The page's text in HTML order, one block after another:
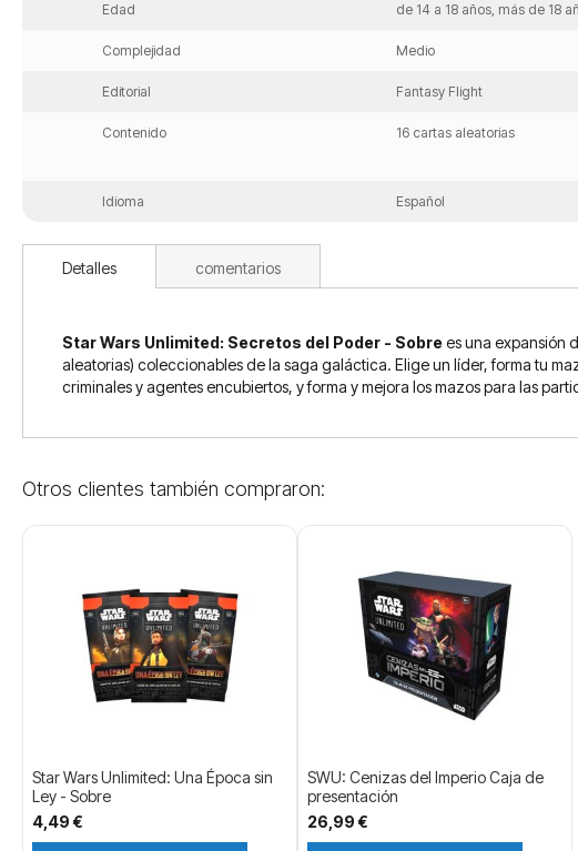
Edad de 14 a 18 años, más de 18
Complejidad Medio
Editorial Fantasy Flight
Contenido 16 cartas aleatorias
Idioma Español
Detalles
Star Wars Unlimited: Secretos del Poder - Sobre es una expansión
aleatorias) coleccionables de la saga galáctica. Elige un líder, forma tu
criminales y agentes encubiertos, y forma y mejora los mazos para las
comentarios
Otros clientes también compraron:
Star Wars Unlimited: Una Época sin
Ley - Sobre
4,49 €
SWU: Cenizas del Imperio Caja de
presentación
26,99 €